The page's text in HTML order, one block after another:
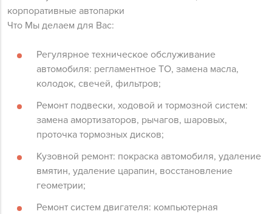
корпоративные автопарки
Что Мы делаем для Вас:
Регулярное техническое обслуживание
автомобиля: регламентное ТО, замена масла,
колодок, свечей, фильтров;
Ремонт подвески, ходовой и тормозной систем:
замена амортизаторов, рычагов, шаровых,
проточка тормозных дисков;
Кузовной ремонт: покраска автомобиля, удаление
вмятин, удаление царапин, восстановление
геометрии;
Ремонт систем двигателя: компьютерная